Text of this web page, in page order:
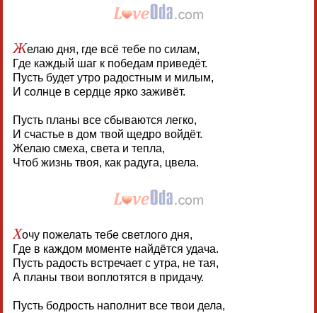
Желаю дня, где всё тебе по силам,
Где каждый шаг к победам приведёт.
Пусть будет утро радостным и милым,
И солнце в сердце ярко заживёт.
Пусть планы все сбываются легко,
И счастье в дом твой щедро войдёт.
Желаю смеха, света и тепла,
Чтоб жизнь твоя, как радуга, цвела.
Хочу пожелать тебе светлого дня,
Где в каждом моменте найдётся удача.
Пусть радость встречает с утра, не тая,
А планы твои воплотятся в придачу.
Пусть бодрость наполнит все твои дела,